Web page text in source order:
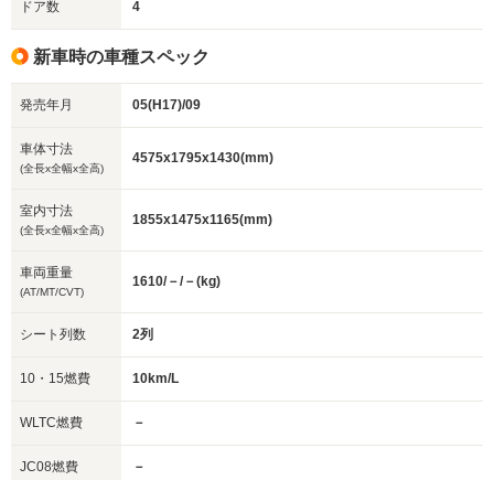
ドア数 4
新車時の車種スペック
発売年月 05(H17)/09
車体寸法
(全長x全幅x全高)
4575x1795x1430(mm)
室内寸法
(全長x全幅x全高)
1855x1475x1165(mm)
車両重量
(AT/MT/CVT)
1610/－/－(kg)
シート列数 2列
10・15燃費 10km/L
WLTC燃費 －
JC08燃費 －